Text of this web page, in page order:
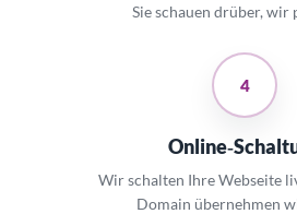
Sie schauen drüber, wir
4
Wir schalten Ihre Webseite
Domain übernehmen